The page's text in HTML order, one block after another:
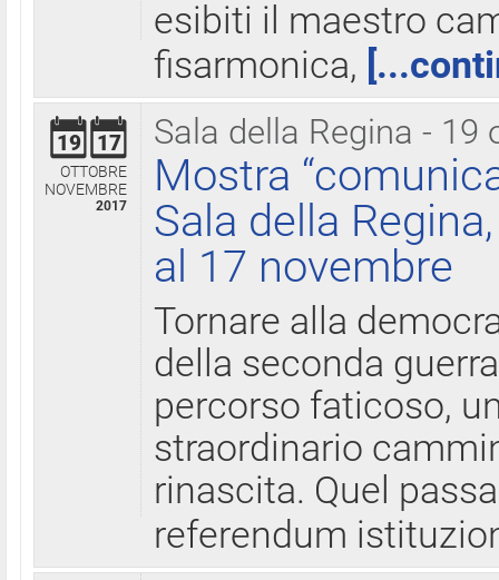
esibiti il maestro
fisarmonica,
Sala della Regina - 19
19 17
OTTOBRE
NOVEMBRE
2017
Mostra
Sala della
al 17 novembre
Tornare alla
della seconda
percorso faticoso,
straordinario
rinascita. Quel
referendum